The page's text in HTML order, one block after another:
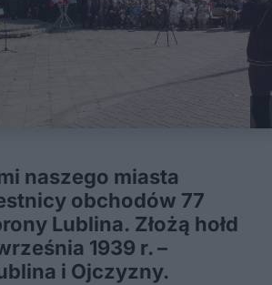
naszego miasta
obchodów 77
Lublina. Złożą hołd
1939 r. –
i Ojczyzny.